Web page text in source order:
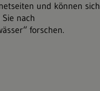
und können sich
nach
forschen.